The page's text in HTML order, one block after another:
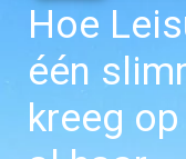
Hoe
één
kreeg